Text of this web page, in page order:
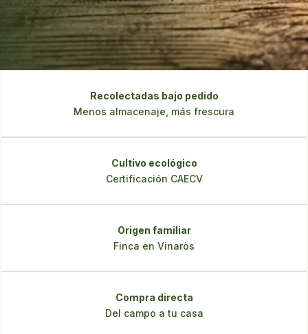
Recolectadas bajo pedido
Menos almacenaje, más frescura
Cultivo ecológico
Certificación CAECV
Origen familiar
Finca en Vinaròs
Compra directa
Del campo a tu casa